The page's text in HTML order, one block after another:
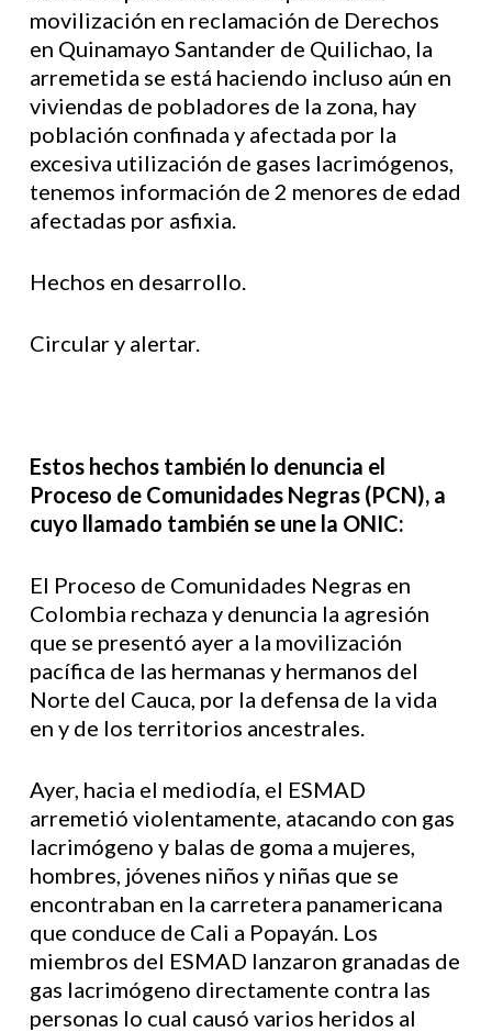
movilización en reclamación de Derechos
en Quinamayo Santander de Quilichao, la
arremetida se está haciendo incluso aún en
viviendas de pobladores de la zona, hay
población confinada y afectada por la
excesiva utilización de gases lacrimógenos,
tenemos información de 2 menores de edad
afectadas por asfixia.
Hechos en desarrollo.
Circular y alertar.
Estos hechos también lo denuncia el
Proceso de Comunidades Negras (PCN), a
cuyo llamado también se une la ONIC:
El Proceso de Comunidades Negras en
Colombia rechaza y denuncia la agresión
que se presentó ayer a la movilización
pacífica de las hermanas y hermanos del
Norte del Cauca, por la defensa de la vida
en y de los territorios ancestrales.
Ayer, hacia el mediodía, el ESMAD
arremetió violentamente, atacando con gas
lacrimógeno y balas de goma a mujeres,
hombres, jóvenes niños y niñas que se
encontraban en la carretera panamericana
que conduce de Cali a Popayán. Los
miembros del ESMAD lanzaron granadas de
gas lacrimógeno directamente contra las
personas lo cual causó varios heridos al